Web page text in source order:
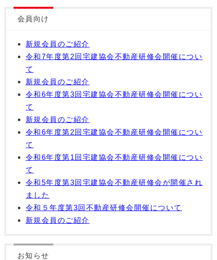
会員向け
新規会員のご紹介
令和7年度第2回宅建協会不動産研修会開催につい
て
新規会員のご紹介
令和6年度第3回宅建協会不動産研修会開催につい
て
新規会員のご紹介
令和6年度第2回宅建協会不動産研修会開催につい
て
令和6年度第1回宅建協会不動産研修会開催につい
て
令和5年度第3回宅建協会不動産研修会が開催され
ました
令和５年度第3回不動産研修会開催について
新規会員のご紹介
お知らせ